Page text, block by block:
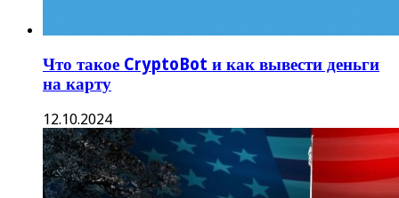
Что такое CryptoBot и как вывести деньги
на карту
12.10.2024